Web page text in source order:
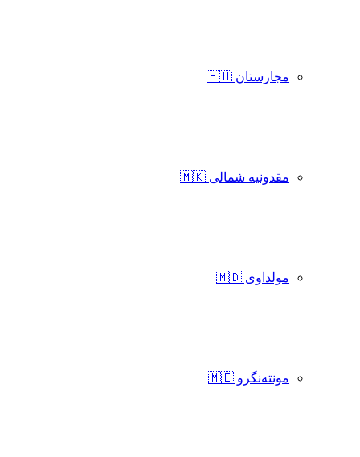
مجارستان 🇭🇺
مقدونیه شمالی 🇲🇰
مولداوی 🇲🇩
مونته‌نگرو 🇲🇪